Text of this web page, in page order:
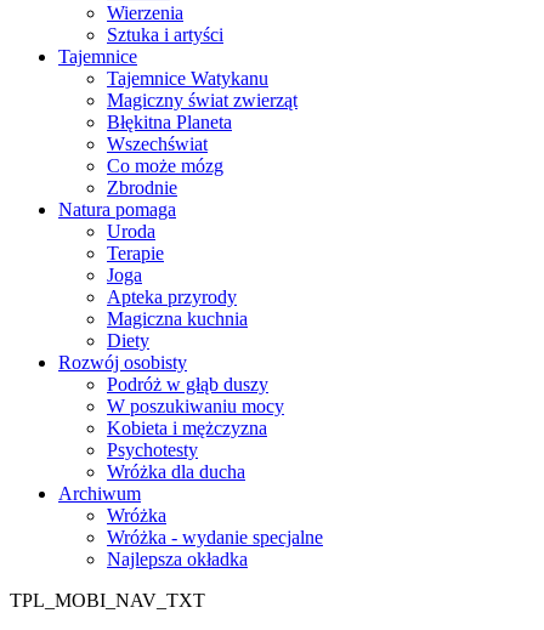
Wierzenia
Sztuka i artyści
Tajemnice
Tajemnice Watykanu
Magiczny świat zwierząt
Błękitna Planeta
Wszechświat
Co może mózg
Zbrodnie
Natura pomaga
Uroda
Terapie
Joga
Apteka przyrody
Magiczna kuchnia
Diety
Rozwój osobisty
Podróż w głąb duszy
W poszukiwaniu mocy
Kobieta i mężczyzna
Psychotesty
Wróżka dla ducha
Archiwum
Wróżka
Wróżka - wydanie specjalne
Najlepsza okładka
TPL_MOBI_NAV_TXT